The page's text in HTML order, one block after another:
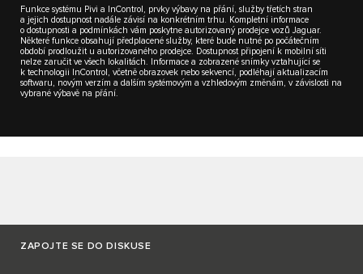
Funkce systému Pivi a InControl, prvky výbavy na přání, služby třetích stran
a jejich dostupnost nadále závisí na konkrétním trhu. Kompletní informace
o dostupnosti a podmínkách vám poskytne autorizovaný prodejce vozů Jaguar.
Některé funkce obsahují předplacené služby, které bude nutné po počátečním
období prodloužit u autorizovaného prodejce. Dostupnost připojení k mobilní síti
nelze zaručit ve všech lokalitách. Informace a zobrazené snímky vztahující se
k technologii InControl, včetně obrazovek nebo sekvencí, podléhají aktualizacím
softwaru, novým verzím a dalším systémovým a vzhledovým změnám, v závislosti na
vybrané výbavě na přání.
ZAPOJTE SE DO DISKUSE